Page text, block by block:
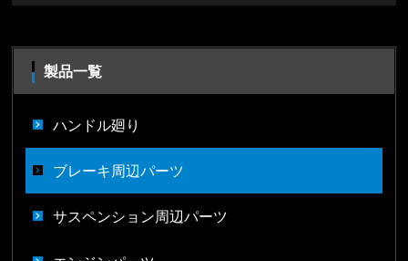
製品一覧
ハンドル廻り
ブレーキ周辺パーツ
サスペンション周辺パーツ